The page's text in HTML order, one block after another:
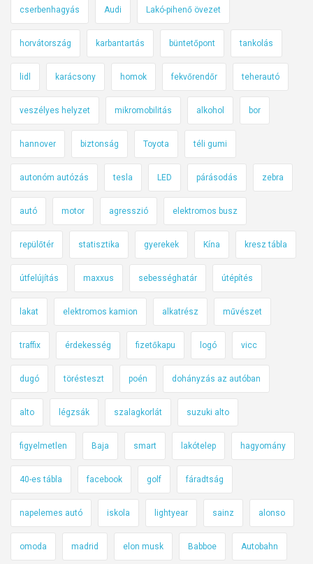
cserbenhagyás Audi Lakó-pihenő övezet
horvátország karbantartás büntetőpont tankolás
lidl karácsony homok fekvőrendőr teherautó
veszélyes helyzet mikromobilitás alkohol bor
hannover biztonság Toyota téli gumi
autonóm autózás tesla LED párásodás zebra
autó motor agresszió elektromos busz
repülőtér statisztika gyerekek Kína kresz tábla
útfelújítás maxxus sebességhatár útépítés
lakat elektromos kamion alkatrész művészet
traffix érdekesség fizetőkapu logó vicc
dugó törésteszt poén dohányzás az autóban
alto légzsák szalagkorlát suzuki alto
figyelmetlen Baja smart lakótelep hagyomány
40-es tábla facebook golf fáradtság
napelemes autó iskola lightyear sainz alonso
omoda madrid elon musk Babboe Autobahn